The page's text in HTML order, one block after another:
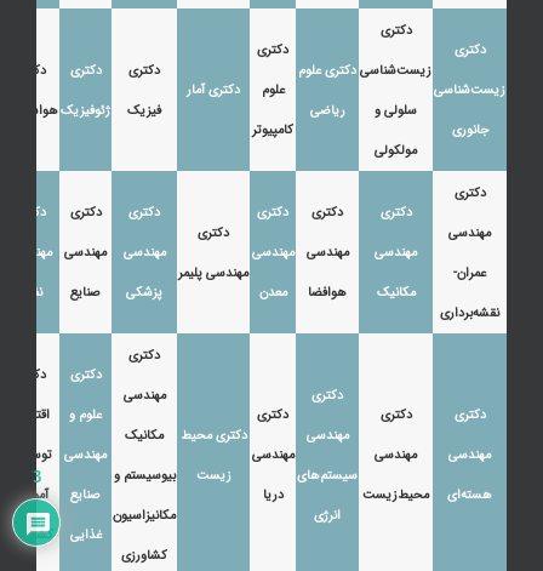
دکتری
زیست‌شناسی
جانوری
دکتری
زیست‌شناسی
سلولی و
مولکولی
دکتری علوم
ریاضی
دکتری
علوم
کامپیوتر
دکتری آمار
دکتری
فیزیک
دکتری
ژئوفیزیک
دکتری
هواشناسی
دکتری
مهندسی
عمران-
نقشه‌برداری
دکتری
مهندسی
مکانیک
دکتری
مهندسی
هوافضا
دکتری
مهندسی
معدن
دکتری
مهندسی پلیمر
دکتری
مهندسی
پزشکی
دکتری
مهندسی
صنایع
دکتری
مهندسی
نفت
دکتری
مهندسی
هسته‌ای
دکتری
مهندسی
محیط‌زیست
دکتری
مهندسی
سیستم‌های
انرژی
دکتری
مهندسی
دریا
دکتری محیط
زیست
دکتری
مهندسی
مکانیک
بیوسیستم و
مکانیزاسیون
کشاورزی
دکتری
علوم و
مهندسی
صنایع
غذایی
دکتری
اقتصاد،
توسعه و
آموزش
کشاورزی
3